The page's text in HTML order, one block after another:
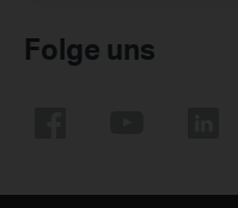
Folge uns